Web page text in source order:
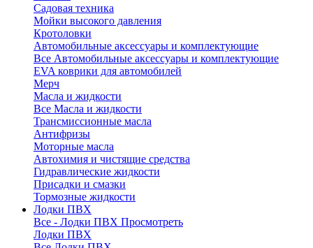
Садовая техника
Мойки высокого давления
Кротоловки
Автомобильные аксессуары и комплектующие
Все Автомобильные аксессуары и комплектующие
EVA коврики для автомобилей
Мерч
Масла и жидкости
Все Масла и жидкости
Трансмиссионные масла
Антифризы
Моторные масла
Автохимия и чистящие средства
Гидравлические жидкости
Присадки и смазки
Тормозные жидкости
Лодки ПВХ
Все - Лодки ПВХ Просмотреть
Лодки ПВХ